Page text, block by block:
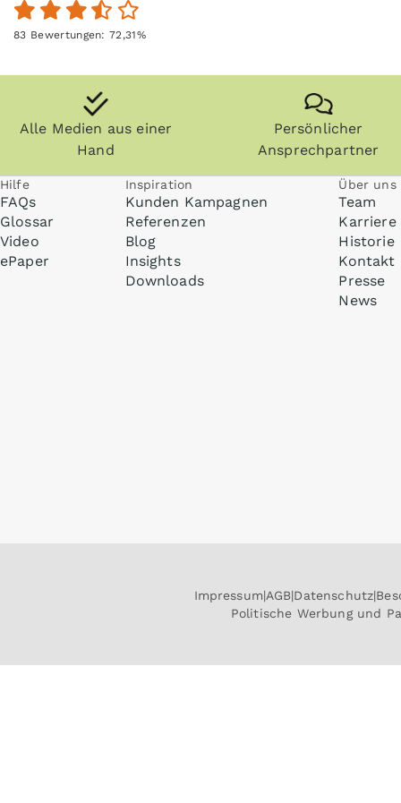
83 Bewertungen:72,31%
Alle Medien aus einer
Hand
Persönlicher
Ansprechpartner
Hilfe
FAQs
Glossar
Video
ePaper
Inspiration
Kunden Kampagnen
Referenzen
Blog
Insights
Downloads
Über uns
Team
Karriere
Historie
Kontakt
Presse
News
Impressum AGB Datenschutz
Politische Werbung und